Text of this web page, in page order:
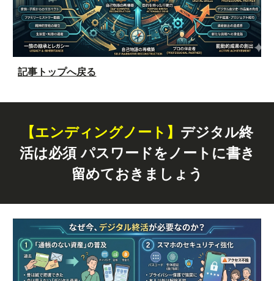
記事トップへ戻る
【エンディングノート】 デジタル終
活は必須 パスワードをノートに書き
留めておきましょう